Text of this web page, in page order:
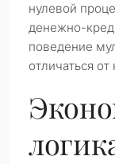
нулевой
денежно-
поведение
отличаться